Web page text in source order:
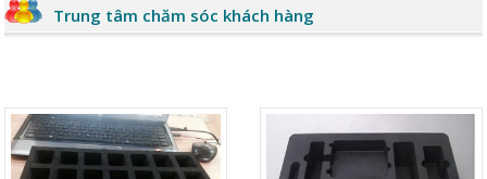
Trung tâm chăm sóc khách hàng